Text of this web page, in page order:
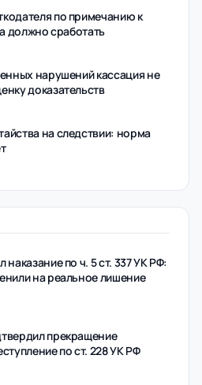
по примечанию к
должно сработать
нарушений кассация не
доказательств
на следствии: норма
наказание по ч. 5 ст. 337 УК РФ:
на реальное лишение
прекращение
по ст. 228 УК РФ